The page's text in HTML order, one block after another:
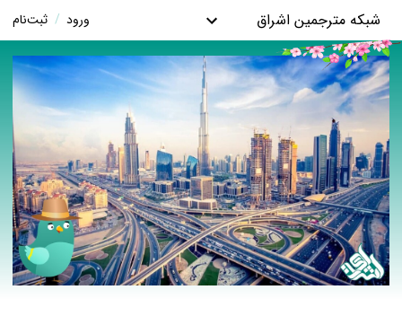
شبکه مترجمین اشراق ورود / ثبت‌نام